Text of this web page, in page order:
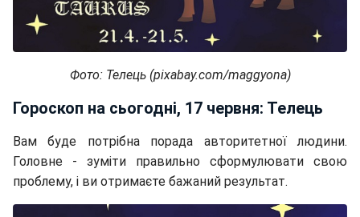
Фото: Телець (pixabay.com/maggyona)
Гороскоп на сьогодні, 17 червня: Телець
Вам буде потрібна порада авторитетної людини.
Головне - зуміти правильно сформулювати свою
проблему, і ви отримаєте бажаний результат.